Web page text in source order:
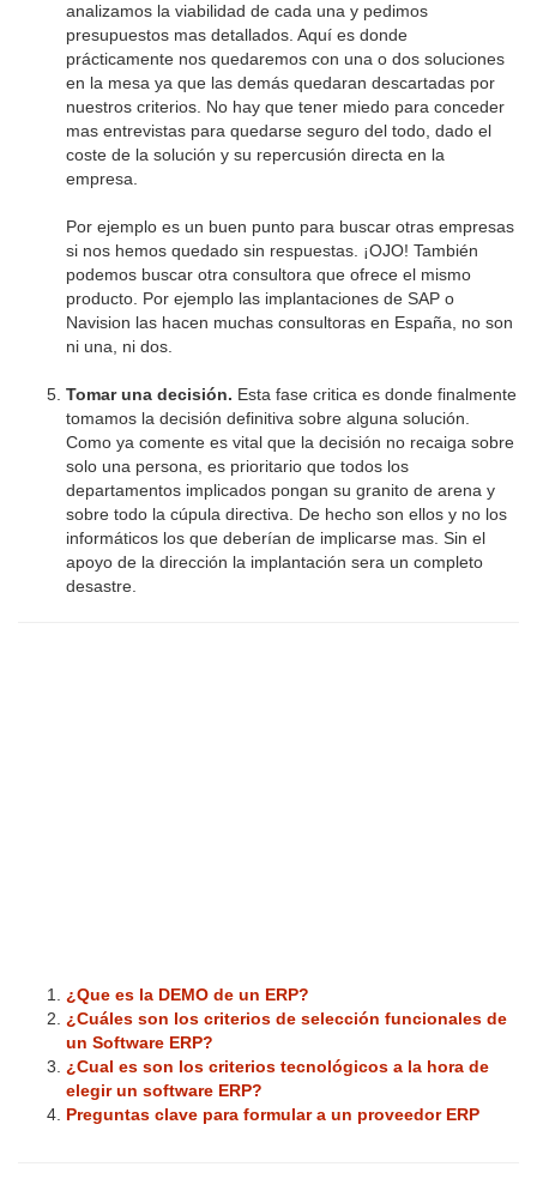
analizamos la viabilidad de cada una y pedimos
presupuestos mas detallados. Aquí es donde
prácticamente nos quedaremos con una o dos soluciones
en la mesa ya que las demás quedaran descartadas por
nuestros criterios. No hay que tener miedo para conceder
mas entrevistas para quedarse seguro del todo, dado el
coste de la solución y su repercusión directa en la
empresa.
Por ejemplo es un buen punto para buscar otras empresas
si nos hemos quedado sin respuestas. ¡OJO! También
podemos buscar otra consultora que ofrece el mismo
producto. Por ejemplo las implantaciones de SAP o
Navision las hacen muchas consultoras en España, no son
ni una, ni dos.
Tomar una decisión. Esta fase critica es donde finalmente
tomamos la decisión definitiva sobre alguna solución.
Como ya comente es vital que la decisión no recaiga sobre
solo una persona, es prioritario que todos los
departamentos implicados pongan su granito de arena y
sobre todo la cúpula directiva. De hecho son ellos y no los
informáticos los que deberían de implicarse mas. Sin el
apoyo de la dirección la implantación sera un completo
desastre.
¿Que es la DEMO de un ERP?
¿Cuáles son los criterios de selección funcionales de
un Software ERP?
¿Cual es son los criterios tecnológicos a la hora de
elegir un software ERP?
Preguntas clave para formular a un proveedor ERP